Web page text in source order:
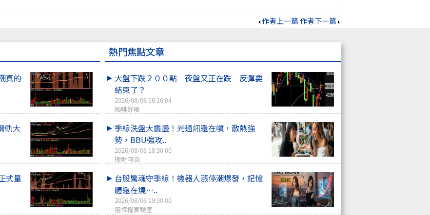
作者上一篇作者下一篇
真的
軌大
式量
熱門焦點文章
大盤下跌２００點 夜盤又正在跌 反彈要
結束了？
2026/08/06 16:16:04
咖啡好喝
季線洗盤大震盪！光通訊還在噴，散熱強
勢，BBU強攻..
2026/08/06 18:30:00
理財阿涵
台股驚魂守季線！機器人漲停潮爆發，記憶
體還在燒…..
2026/08/06 19:00:00
選擇權實驗室